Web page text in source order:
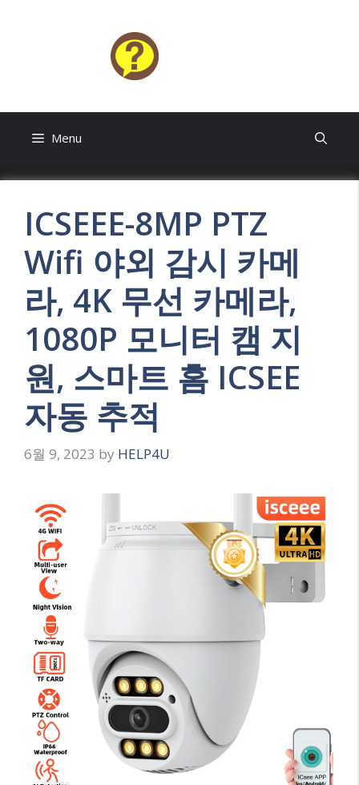
Menu
ICSEEE-8MP PTZ
Wifi 야외 감시 카메
라, 4K 무선 카메라,
1080P 모니터 캠 지
원, 스마트 홈 ICSEE
자동 추적
6월 9, 2023 by HELP4U